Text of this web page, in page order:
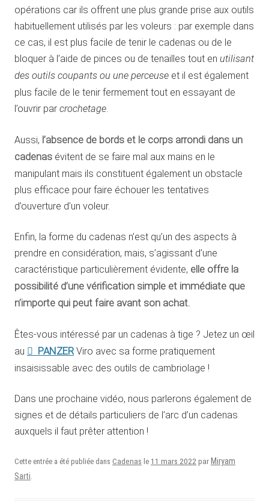
opérations car ils offrent une plus grande prise aux outils
habituellement utilisés par les voleurs : par exemple dans
ce cas, il est plus facile de tenir le cadenas ou de le
bloquer à l’aide de pinces ou de tenailles tout en utilisant
des outils coupants ou une perceuse et il est également
plus facile de le tenir fermement tout en essayant de
l’ouvrir par crochetage.
Aussi, l’absence de bords et le corps arrondi dans un
cadenas évitent de se faire mal aux mains en le
manipulant mais ils constituent également un obstacle
plus efficace pour faire échouer les tentatives
d’ouverture d’un voleur.
Enfin, la forme du cadenas n’est qu’un des aspects à
prendre en considération, mais, s’agissant d’une
caractéristique particulièrement évidente, elle offre la
possibilité d’une vérification simple et immédiate que
n’importe qui peut faire avant son achat.
Êtes-vous intéressé par un cadenas à tige ? Jetez un œil
au
PANZERViro avec sa forme pratiquement
insaisissable avec des outils de cambriolage !
Dans une prochaine vidéo, nous parlerons également de
signes et de détails particuliers de l’arc d’un cadenas
auxquels il faut prêter attention !
Cette entrée a été publiée dans Cadenas le 11 mars 2022 par Miryam
Sarti.